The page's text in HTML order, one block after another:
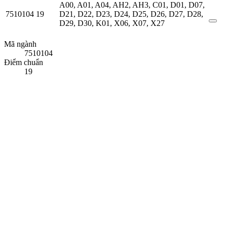
7510104 19
A00, A01, A04, AH2, AH3, C01, D01, D07,
D21, D22, D23, D24, D25, D26, D27, D28,
D29, D30, K01, X06, X07, X27
Mã ngành
7510104
Điểm chuẩn
19